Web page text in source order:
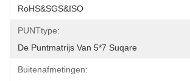
RoHS&SGS&ISO
PUNTtype:
De Puntmatrijs Van 5*7 Suqare
Buitenafmetingen: